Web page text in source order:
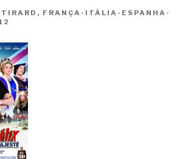
TIRARD, FRANÇA-ITÁLIA-ESPANHA-